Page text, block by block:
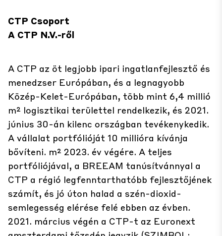
CTP Csoport
A CTP N.V.-ről
A CTP az öt legjobb ipari ingatlanfejlesztő és
menedzser Európában, és a legnagyobb
Közép-Kelet-Európában, több mint 6,4 millió
m² logisztikai területtel rendelkezik, és 2021.
június 30-án kilenc országban tevékenykedik.
A vállalat portfólióját 10 millióra kívánja
bővíteni. m² 2023. év végére. A teljes
portfóliójával, a BREEAM tanúsítvánnyal a
CTP a régió legfenntarthatóbb fejlesztőjének
számít, és jó úton halad a szén-dioxid-
semlegesség elérése felé ebben az évben.
2021. március végén a CTP-t az Euronext